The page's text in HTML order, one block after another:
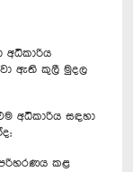
අධිකාරිය
ඇති කුලී මුදල
අධිකාරිය සඳහා
කළ